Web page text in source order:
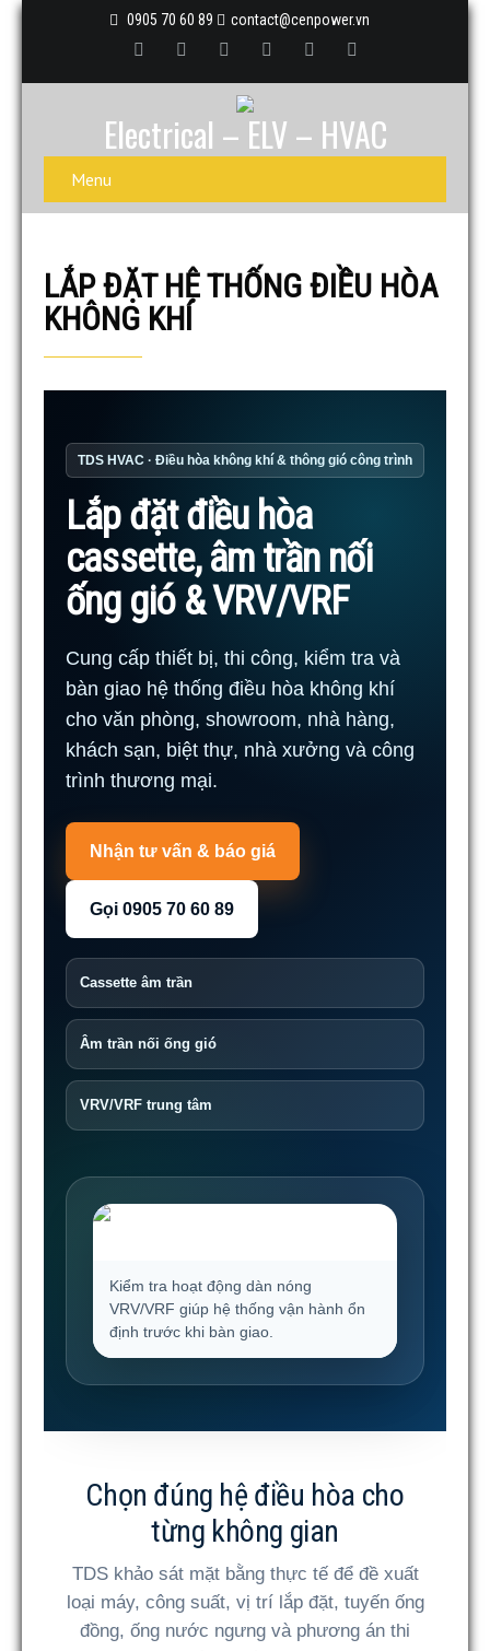
0905 70 60 89 contact@cenpower.vn
Electrical – ELV – HVAC
Menu
LẮP ĐẶT HỆ THỐNG ĐIỀU HÒA
KHÔNG KHÍ
TDS HVAC · Điều hòa không khí & thông gió công trình
Lắp đặt điều hòa
cassette, âm trần nối
ống gió & VRV/VRF
Cung cấp thiết bị, thi công, kiểm tra và
bàn giao hệ thống điều hòa không khí
cho văn phòng, showroom, nhà hàng,
khách sạn, biệt thự, nhà xưởng và công
trình thương mại.
Nhận tư vấn & báo giá
Gọi 0905 70 60 89
Cassette âm trần
Âm trần nối ống gió
VRV/VRF trung tâm
Kiểm tra hoạt động dàn nóng
VRV/VRF giúp hệ thống vận hành ổn
định trước khi bàn giao.
Chọn đúng hệ điều hòa cho
từng không gian
TDS khảo sát mặt bằng thực tế để đề xuất
loại máy, công suất, vị trí lắp đặt, tuyến ống
đồng, ống nước ngưng và phương án thi